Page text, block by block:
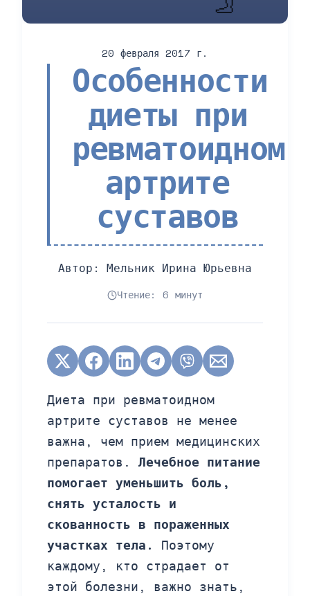
20 февраля 2017 г.
Особенности
диеты при
ревматоидном
артрите
суставов
Автор: Мельник Ирина Юрьевна
Чтение: 6 минут
Диета при ревматоидном
артрите суставов не менее
важна, чем прием медицинских
препаратов. Лечебное питание
помогает уменьшить боль,
снять усталость и
скованность в пораженных
участках тела.
Поэтому
каждому, кто страдает от
этой болезни, важно знать,